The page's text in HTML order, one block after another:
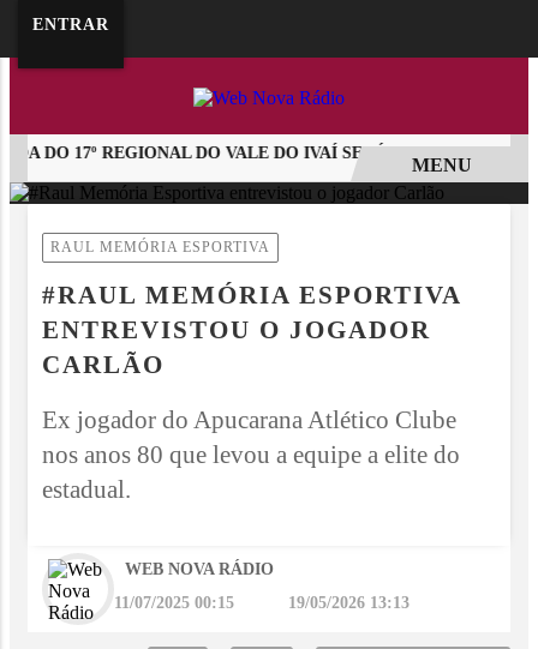
google.com, pub-5218898159836688, DIRECT, f08c47fec0942fa0
ENTRAR
DO 17º REGIONAL DO VALE DO IVAÍ SERÁ NO DIA 16 DE
MENU
RAUL MEMÓRIA ESPORTIVA
#RAUL MEMÓRIA ESPORTIVA
ENTREVISTOU O JOGADOR
CARLÃO
Ex jogador do Apucarana Atlético Clube
nos anos 80 que levou a equipe a elite do
estadual.
WEB NOVA RÁDIO
11/07/2025 00:15 19/05/2026 13:13